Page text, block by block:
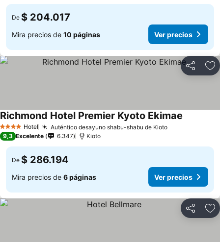
De $ 204.017
Mira precios de 10 páginas Ver precios
Compartir
4 EstrellasHotel Auténtico desayuno shabu-shabu de KiotoVer precios
Richmond Hotel Premier Kyoto Ekimae
9,3 Excelente 6.347 Kioto
De $ 286.194
Mira precios de 6 páginas Ver precios
Compartir